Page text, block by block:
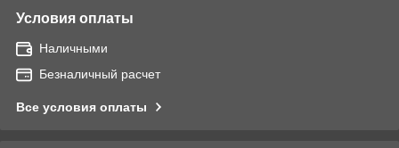
Условия оплаты
Наличными
Безналичный расчет
Все условия оплаты